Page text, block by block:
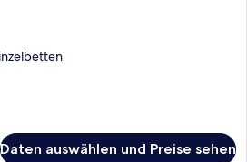
Daten auswählen und Preise sehen